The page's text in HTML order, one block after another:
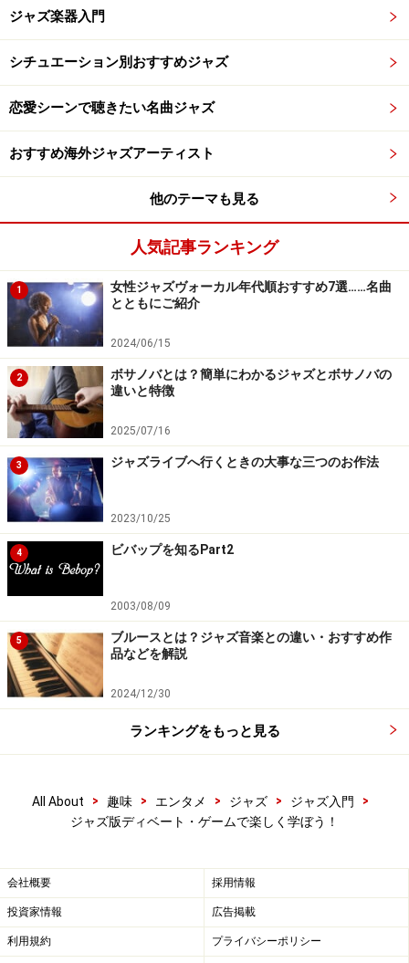
4､ホークチーム反論
今度はホークチームが、先ほどのプレズチームの立論に
対して反論を行います。
5､ホークチームディフェンス
続けてホークチームが先ほどのプレズチームの反論に対
してディフェンスをします。
ディフェンスのためにここでは、新しい証拠、確証の提
今度はプレズチームが先ほどのホークチームの反論に対
ディフェンスのためにここでは、新しい証拠、確証の提
出も可能です。
7､プレズチーム最終弁論
今までの経緯を含めて、ここで最後のプレズ擁護を行い
ます。
ここでは、新しい証拠や確証の提示はNG。今までの話を
まとめる形で行います。
8､ホークチーム最終弁論
最後にホークチーム最後のホーク擁護を行います。
同じく新しい証拠や確証の提示はNG。今までの話をまと
める形で行います。
9､ジャッジによるジャッジメント
いかがでしょうか。難しい感じがしますが、実際やって
みると意外と簡単。では、次のページから早速やってみ
ましょう！
※記事内容は執筆時点のものです。最新の内容をご確認くださ
次のページへ
ジャズ楽器入門
シチュエーション別おすすめジャズ
恋愛シーンで聴きたい名曲ジャズ
おすすめ海外ジャズアーティスト
他のテーマも見る
人気記事ランキング
1
女性ジャズヴォーカル年代順おすすめ7選……名曲
とともにご紹介
2024/06/15
2
ボサノバとは？簡単にわかるジャズとボサノバの
違いと特徴
2025/07/16
3 ジャズライブへ行くときの大事な三つのお作法
2023/10/25
4 ビバップを知るPart2
2003/08/09
5
ブルースとは？ジャズ音楽との違い・おすすめ作
品などを解説
2024/12/30
ランキングをもっと見る
All About > 趣味 > エンタメ > ジャズ > ジャズ入門
>
ジャズ版ディベート・ゲームで楽しく学ぼう！
会社概要 採用情報
投資家情報 広告掲載
利用規約 プライバシーポリシー